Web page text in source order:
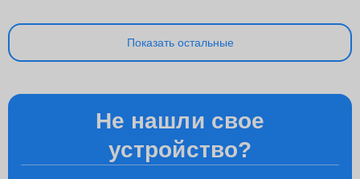
Показать остальные
Не нашли свое
устройство?